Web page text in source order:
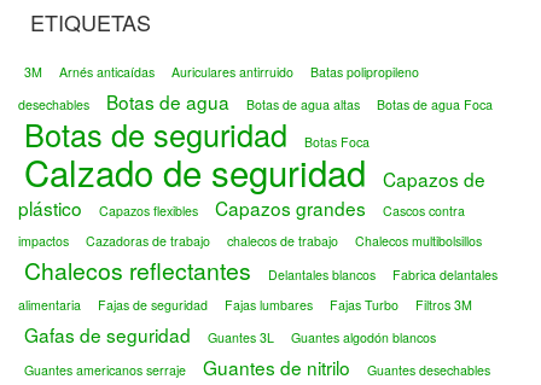
ETIQUETAS
3M Arnés anticaídas Auriculares antirruido
Batas polipropileno
desechables
Botas de agua Botas de agua altas Botas de agua Foca
Botas de seguridad Botas Foca
Calzado de seguridad
Capazos de
plástico
Capazos flexibles Capazos grandes
Cascos contra
impactos
Cazadoras de trabajo chalecos de trabajo Chalecos multibolsillos
Chalecos reflectantes Delantales blancos
Fabrica delantales
alimentaria
Fajas de seguridad Fajas lumbares Fajas Turbo Filtros 3M
Gafas de seguridad Guantes 3L
Guantes algodón blancos
Guantes americanos serraje
Guantes de nitrilo
Guantes desechables